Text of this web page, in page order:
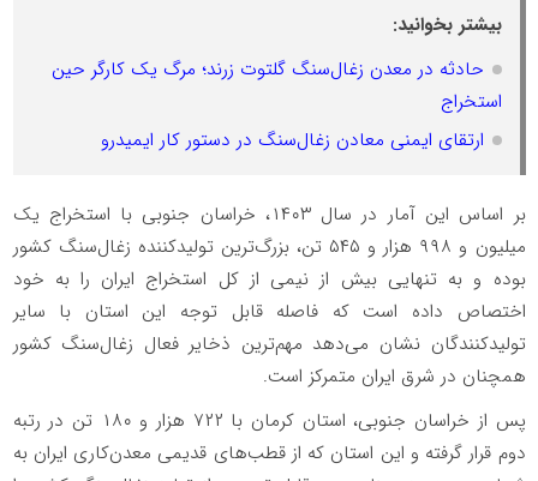
بیشتر بخوانید:
حادثه در معدن زغال‌سنگ گلتوت زرند؛ مرگ یک کارگر حین
استخراج
ارتقای ایمنی معادن زغال‌سنگ در دستور کار ایمیدرو
بر اساس این آمار در سال ۱۴۰۳، خراسان جنوبی با استخراج یک
میلیون و ۹۹۸ هزار و ۵۴۵ تن، بزرگ‌ترین تولیدکننده زغال‌سنگ کشور
بوده و به تنهایی بیش از نیمی از کل استخراج ایران را به خود
اختصاص داده است که فاصله قابل توجه این استان با سایر
تولیدکنندگان نشان می‌دهد مهم‌ترین ذخایر فعال زغال‌سنگ کشور
همچنان در شرق ایران متمرکز است.
پس از خراسان جنوبی، استان کرمان با ۷۲۲ هزار و ۱۸۰ تن در رتبه
دوم قرار گرفته و این استان که از قطب‌های قدیمی معدن‌کاری ایران به